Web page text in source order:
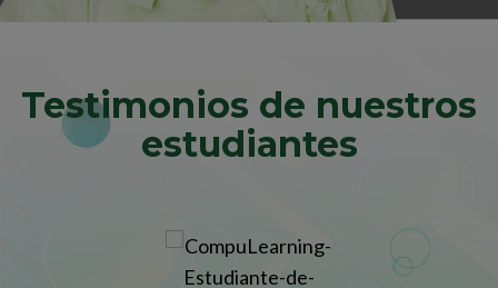
Testimonios de nuestros
estudiantes